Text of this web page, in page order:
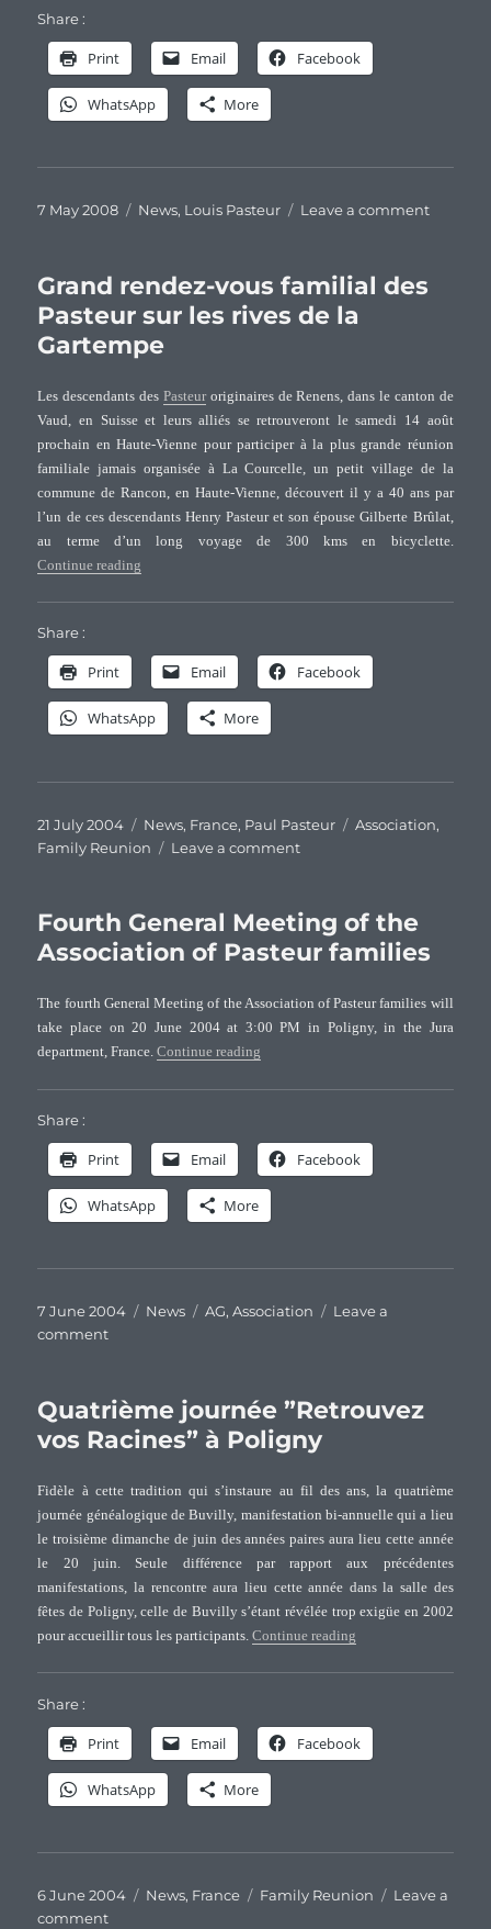
Share :
Print Email Facebook
WhatsApp More
Posted
7 May 2008 Categories
News, Louis Pasteur Leave a commenton
Grand rendez-vous familial des
Pasteur sur les rives de la
Gartempe
Les descendants des Pasteuroriginaires de Renens, dans le canton de
Vaud, en Suisse et leurs alliés se retrouveront le samedi 14 août
prochain en Haute-Vienne pour participer à la plus grande réunion
familiale jamais organisée à La Courcelle, un petit village de la
commune de Rancon, en Haute-Vienne, découvert il y a 40 ans par
l’un de ces descendants Henry Pasteur et son épouse Gilberte Brûlat,
au terme d’un long voyage de 300 kms en bicyclette.
Continue reading
Share :
Print Email Facebook
WhatsApp More
Posted
on
21 July 2004 Categories
News, France, Paul Pasteur Tags
Association,
Family Reunion
Leave a commenton
vous
familial
des
sur
les
Fourth General Meeting of the
Association of Pasteur families
The fourth General Meeting of the Association of Pasteur families will
take place on 20 June 2004 at 3:00 PM in Poligny, in the Jura
department, France.Continue reading
Share :
Print Email Facebook
WhatsApp More
Posted
on
7 June 2004 Categories
News Tags
AG,Association
Leave a
commenton
Meeting
the
of
Pasteur
families
Quatrième journée ”Retrouvez
vos Racines” à Poligny
Fidèle à cette tradition qui s’instaure au fil des ans, la quatrième
journée généalogique de Buvilly, manifestation bi-annuelle qui a lieu
le troisième dimanche de juin des années paires aura lieu cette année
le 20 juin. Seule différence par rapport aux précédentes
manifestations, la rencontre aura lieu cette année dans la salle des
fêtes de Poligny, celle de Buvilly s’étant révélée trop exigüe en 2002
pour accueillir tous les participants.Continue reading
Share :
Print Email Facebook
WhatsApp More
Posted
on
6 June 2004 Categories
News, France Tags
Family Reunion
Leave a
commenton